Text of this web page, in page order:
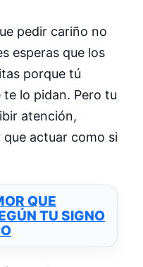
pedir cariño no
esperas que los
porque tú
te lo pidan. Pero tu
atención,
actuar como si
QUE
TU SIGNO